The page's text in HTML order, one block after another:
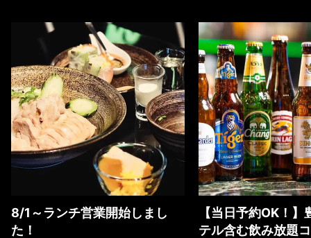
8/1～ランチ営業開始しまし
た！
【当日予約OK！】
テル含む飲み放題